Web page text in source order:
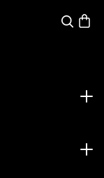
Wat zoek